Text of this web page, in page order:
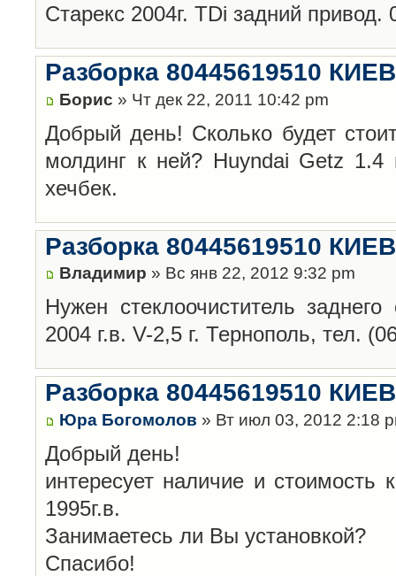
Старекс 2004г. TDi задний привод.
Разборка 80445619510 КИЕВ
Борис » Чт дек 22, 2011 10:42 pm
Добрый день! Сколько будет
молдинг к ней? Huyndai Getz 1.4
хечбек.
Разборка 80445619510 КИЕВ
Владимир » Вс янв 22, 2012 9:32 pm
Нужен стеклоочиститель
2004 г.в. V-2,5 г. Тернополь, тел.
Разборка 80445619510 КИЕВ
Юра Богомолов » Вт июл 03, 2012 2:18
Добрый день!
интересует наличие и стоимость
1995г.в.
Занимаетесь ли Вы установкой?
Спасибо!